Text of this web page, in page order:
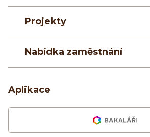
Projekty
Nabídka zaměstnání
Aplikace